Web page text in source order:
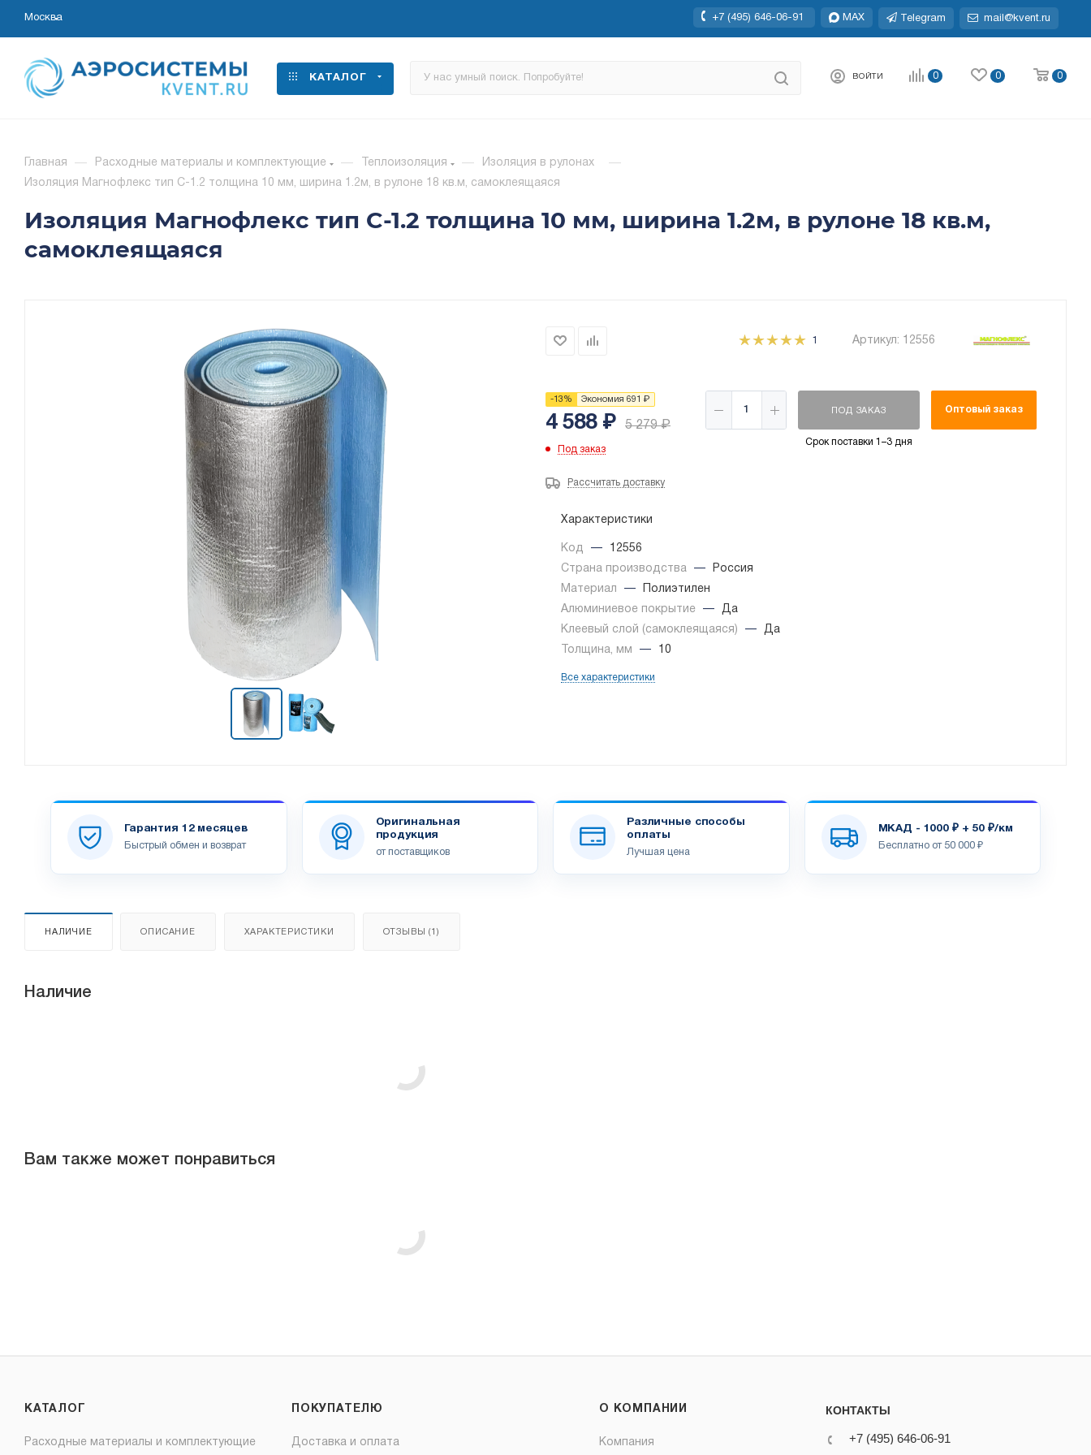
Москва +7 (495) 646-06-91 MAX Telegram mail@kvent.ru
КАТАЛОГ ВОЙТИ 0 0 0
Главная — Расходные материалы и комплектующие — Теплоизоляция — Изоляция в рулонах —
Изоляция Магнофлекс тип C-1.2 толщина 10 мм, ширина 1.2м, в рулоне 18 кв.м, самоклеящаяся
Изоляция Магнофлекс тип C-1.2 толщина 10 мм, ширина 1.2м, в рулоне 18 кв.м,
самоклеящаяся
1 Артикул: 12556
-13 % Экономия 691 ₽
4 588₽ 5 279₽
Под заказ
ПОД ЗАКАЗ
Срок поставки 1–3 дня
Оптовый заказ
Рассчитать доставку
Характеристики
Код —
12556
Страна производства
—
Россия
Материал
—
Полиэтилен
Алюминиевое покрытие
—
Да
Клеевый слой (самоклеящаяся)
—
Да
Толщина, мм
— 10
Все характеристики
Гарантия 12 месяцев
Быстрый обмен и возврат
Оригинальная
продукция
от поставщиков
Различные способы
оплаты
Лучшая цена
МКАД - 1000 ₽ + 50 ₽/км
Бесплатно от 50 000 ₽
НАЛИЧИЕ ОПИСАНИЕ ХАРАКТЕРИСТИКИ ОТЗЫВЫ (1)
Наличие
Вам также может понравиться
КАТАЛОГ
Расходные материалы и комплектующие
ПОКУПАТЕЛЮ
Доставка и оплата
О КОМПАНИИ
Компания
КОНТАКТЫ
+7 (495) 646-06-91